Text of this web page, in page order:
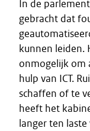
In de
gebracht dat
kunnen leiden.
onmogelijk om
hulp van ICT.
schaffen of te
heeft het
langer ten